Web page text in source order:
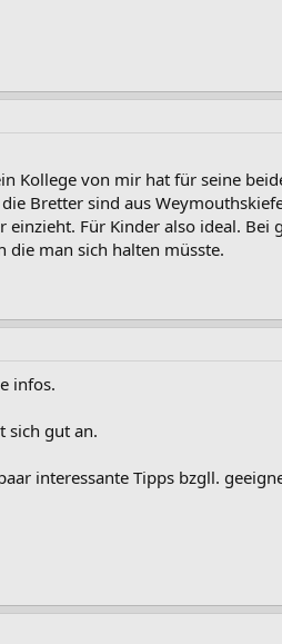
Kollege von mir hat für seine
Bretter sind aus
einzieht. Für Kinder also ideal.
die man sich halten müsste.
infos.
sich gut an.
interessante Tipps bzgll.